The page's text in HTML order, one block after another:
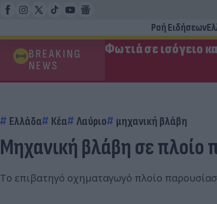
Ροή Ειδήσεων
BREAKING
NEWS
Φωτιά σε ισόγειο
Ελλάδα Κέα Λαύριο μηχανική βλάβη
Μηχανική βλάβη σε πλοίο
Το επιβατηγό οχηματαγωγό πλοίο